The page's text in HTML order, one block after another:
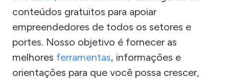
conteúdos gratuitos para apoiar
empreendedores de todos os setores e
portes. Nosso objetivo é fornecer as
melhores ferramentas, informações e
orientações para que você possa crescer,